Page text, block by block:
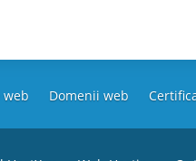
web Domenii web